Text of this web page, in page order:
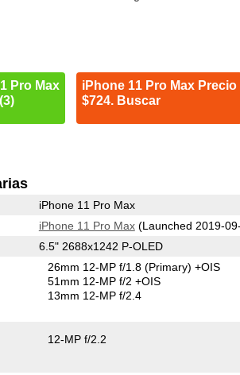
Pro Max
iPhone 11 Pro Max Precio
$724. Buscar
iPhone 11 Pro Max
iPhone 11 Pro Max(Launched 2019-
6.5" 2688x1242 P-OLED
26mm 12-MP f/1.8(Primary) +OIS
51mm 12-MP f/2 +OIS
13mm 12-MP f/2.4
12-MP f/2.2